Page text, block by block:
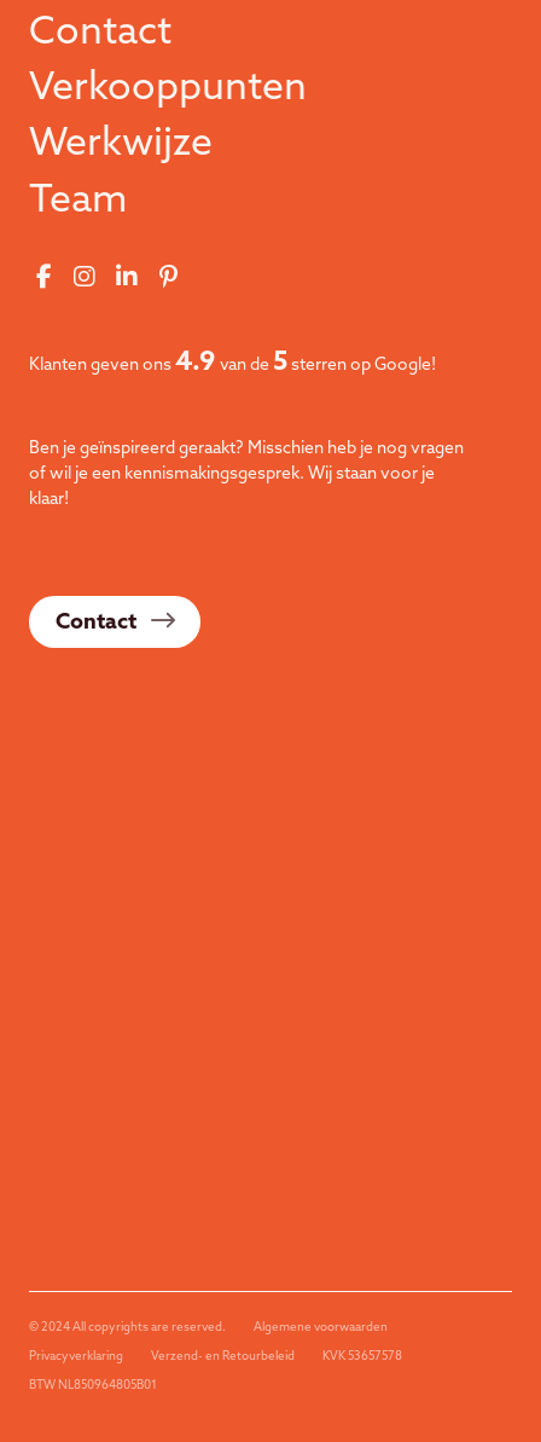
Contact
Verkooppunten
Werkwijze
Team
Klanten geven ons 4.9 van de 5 sterren op Google!
Ben je geïnspireerd geraakt? Misschien heb je nog vragen
of wil je een kennismakingsgesprek. Wij staan voor je
klaar!
Contact
© 2024 All copyrights are reserved. Algemene voorwaarden
Privacyverklaring Verzend- en Retourbeleid KVK 53657578
BTW NL850964805B01